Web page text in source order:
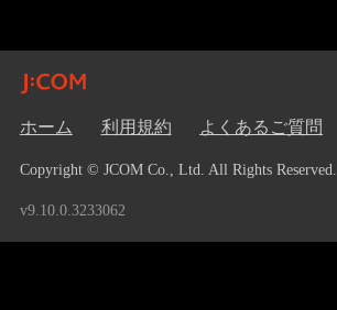
ホーム 利用規約 よくあるご質問
Copyright © JCOM Co., Ltd. All Rights Reserved.
v9.10.0.3233062